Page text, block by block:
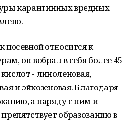
карантинных вредных
относится к
он вобрал в себя более 45
- линоленовая,
и эйкозеновая. Благодаря
а наряду с ним и
образованию в